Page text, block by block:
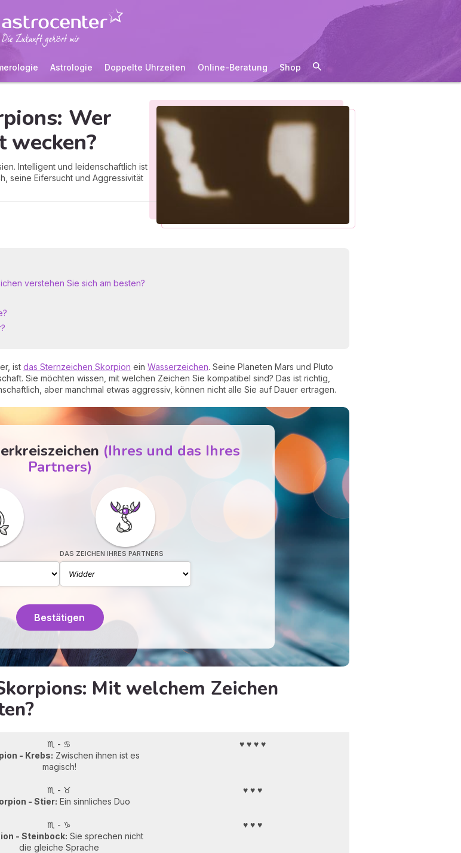
Astrologie Doppelte Uhrzeiten Online-Beratung Shop
Wer
wecken?
Intelligent und leidenschaftlich ist
seine Eifersucht und Aggressivität
verstehen Sie sich am besten?
ist das Sternzeichen Skorpion ein Wasserzeichen. Seine Planeten Mars und Pluto
Sie möchten wissen, mit welchen Zeichen Sie kompatibel sind? Das ist richtig,
aber manchmal etwas aggressiv, können nicht alle Sie auf Dauer ertragen.
(Ihres und das Ihres
Partners)
DAS ZEICHEN IHRES PARTNERS
Bestätigen
Mit welchem Zeichen
♏ - ♋
- Krebs: Zwischen ihnen ist es
magisch!
♥ ♥ ♥ ♥
♏ - ♉
- Stier: Ein sinnliches Duo
♥ ♥ ♥
♏ - ♑
- Steinbock: Sie sprechen nicht
die gleiche Sprache
♥ ♥ ♥